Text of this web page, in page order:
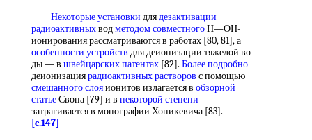
Некоторые установки длядезактивации
радиоактивныхводметодом совместногоН—ОН-
ионирования рассматриваются в работах [80, 81], а
особенности устройств для деионизации тяжелой во
ды — в швейцарских патентах [82]. Более подробно
деионизациярадиоактивных растворов с помощью
смешанного слояионитов излагается в обзорной
статьеСвопа [79] и в некоторой степени
затрагивается в монографии Хоникевича [83].
[c.147]